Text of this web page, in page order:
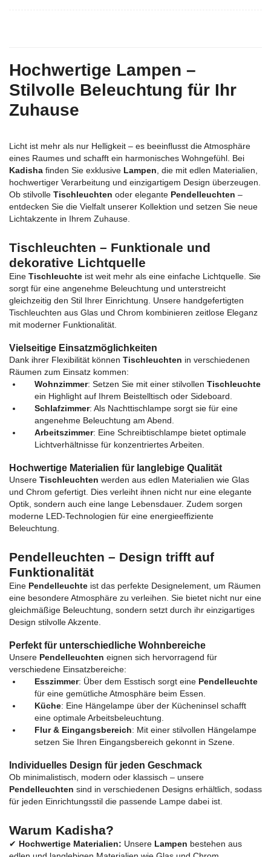
Hochwertige Lampen –
Stilvolle Beleuchtung für Ihr
Zuhause
Licht ist mehr als nur Helligkeit – es beeinflusst die Atmosphäre
eines Raumes und schafft ein harmonisches Wohngefühl. Bei
Kadisha finden Sie exklusive Lampen , die mit edlen Materialien,
hochwertiger Verarbeitung und einzigartigem Design überzeugen.
Ob stilvolle Tischleuchten oder elegante Pendelleuchten –
entdecken Sie die Vielfalt unserer Kollektion und setzen Sie neue
Lichtakzente in Ihrem Zuhause.
Tischleuchten – Funktionale und
dekorative Lichtquelle
Eine Tischleuchte ist weit mehr als eine einfache Lichtquelle. Sie
sorgt für eine angenehme Beleuchtung und unterstreicht
gleichzeitig den Stil Ihrer Einrichtung. Unsere handgefertigten
Tischleuchten aus Glas und Chrom kombinieren zeitlose Eleganz
mit moderner Funktionalität.
Vielseitige Einsatzmöglichkeiten
Dank ihrer Flexibilität können Tischleuchten in verschiedenen
Räumen zum Einsatz kommen:
Wohnzimmer: Setzen Sie mit einer stilvollen Tischleuchte
ein Highlight auf Ihrem Beistelltisch oder Sideboard.
Schlafzimmer: Als Nachttischlampe sorgt sie für eine
angenehme Beleuchtung am Abend.
Arbeitszimmer: Eine Schreibtischlampe bietet optimale
Lichtverhältnisse für konzentriertes Arbeiten.
Hochwertige Materialien für langlebige Qualität
Unsere Tischleuchten werden aus edlen Materialien wie Glas
und Chrom gefertigt. Dies verleiht ihnen nicht nur eine elegante
Optik, sondern auch eine lange Lebensdauer. Zudem sorgen
moderne LED-Technologien für eine energieeffiziente
Beleuchtung.
Pendelleuchten – Design trifft auf
Funktionalität
Eine Pendelleuchte ist das perfekte Designelement, um Räumen
eine besondere Atmosphäre zu verleihen. Sie bietet nicht nur eine
gleichmäßige Beleuchtung, sondern setzt durch ihr einzigartiges
Design stilvolle Akzente.
Perfekt für unterschiedliche Wohnbereiche
Unsere Pendelleuchten eignen sich hervorragend für
verschiedene Einsatzbereiche:
Esszimmer: Über dem Esstisch sorgt eine Pendelleuchte
für eine gemütliche Atmosphäre beim Essen.
Küche: Eine Hängelampe über der Kücheninsel schafft
eine optimale Arbeitsbeleuchtung.
Flur & Eingangsbereich: Mit einer stilvollen Hängelampe
setzen Sie Ihren Eingangsbereich gekonnt in Szene.
Individuelles Design für jeden Geschmack
Ob minimalistisch, modern oder klassisch – unsere
Pendelleuchten sind in verschiedenen Designs erhältlich, sodass
für jeden Einrichtungsstil die passende Lampe dabei ist.
Warum Kadisha?
✔ Hochwertige Materialien: Unsere Lampen bestehen aus